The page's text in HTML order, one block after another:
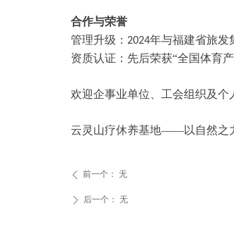
合作与荣誉
管理升级： 2024年与福建省旅发
资质认证：先后荣获“全国体育
欢迎企事业单位、工会组织及
云灵山疗休养基地——以自然之
ꄴ 前一个： 无
ꄲ 后一个： 无